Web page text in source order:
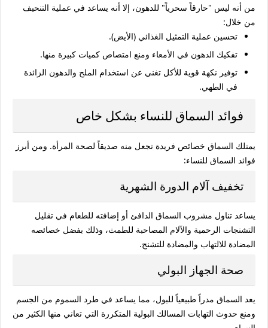
من أنه ليس "حارقاً سحرياً" للدهون، إلا أنه يساعد في عملية التنحيف
من خلال:
تحسين عملية التمثيل الغذائي (الأيض).
تفكيك الدهون في الأمعاء ومنع امتصاص كميات كبيرة منها.
توفير نكهة قوية للأكل تغني عن استخدام الملح والدهون الزائدة
في الطهي.
فوائد السماق للنساء بشكل خاص
يمتلك السماق خصائص فريدة تجعل منه صديقاً لصحة المرأة. ومن أبرز
فوائد السماق للنساء:
تخفيف آلام الدورة الشهرية
يساعد تناول مشروب السماق الدافئ أو إضافته للطعام في تقليل
التشنجات الرحمية والآلام المصاحبة للطمث، وذلك بفضل خصائصه
المضادة للالتهاب والمضادة للتشنج.
صحة الجهاز البولي
يعد السماق مدراً طبيعياً للبول، مما يساعد في طرد السموم من الجسم
ومنع حدوث التهابات المسالك البولية المتكررة التي تعاني منها الكثير من